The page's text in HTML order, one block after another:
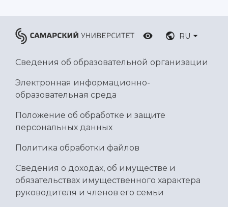
Сведения об образовательной организации
Официальные документы
RU
Сведения об образовательной организации
Электронная информационно-
образовательная среда
Положение об обработке и защите
персональных данных
Политика обработки файлов
Сведения о доходах, об имуществе и
обязательствах имущественного характера
руководителя и членов его семьи